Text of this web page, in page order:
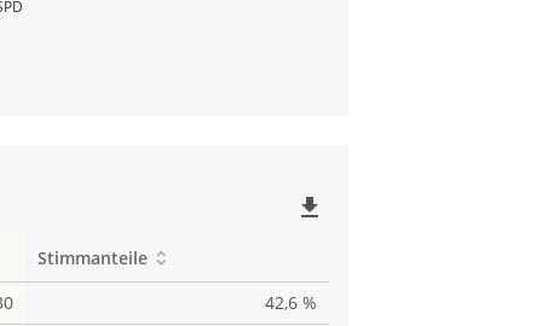
file_download
Stimmanteile
42,6 %